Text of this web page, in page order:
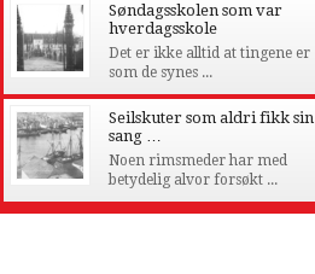
Søndagsskolen som var
hverdagsskole
Det er ikke alltid at tingene er
som de synes ...
Seilskuter som aldri fikk sin
sang …
Noen rimsmeder har med
betydelig alvor forsøkt ...